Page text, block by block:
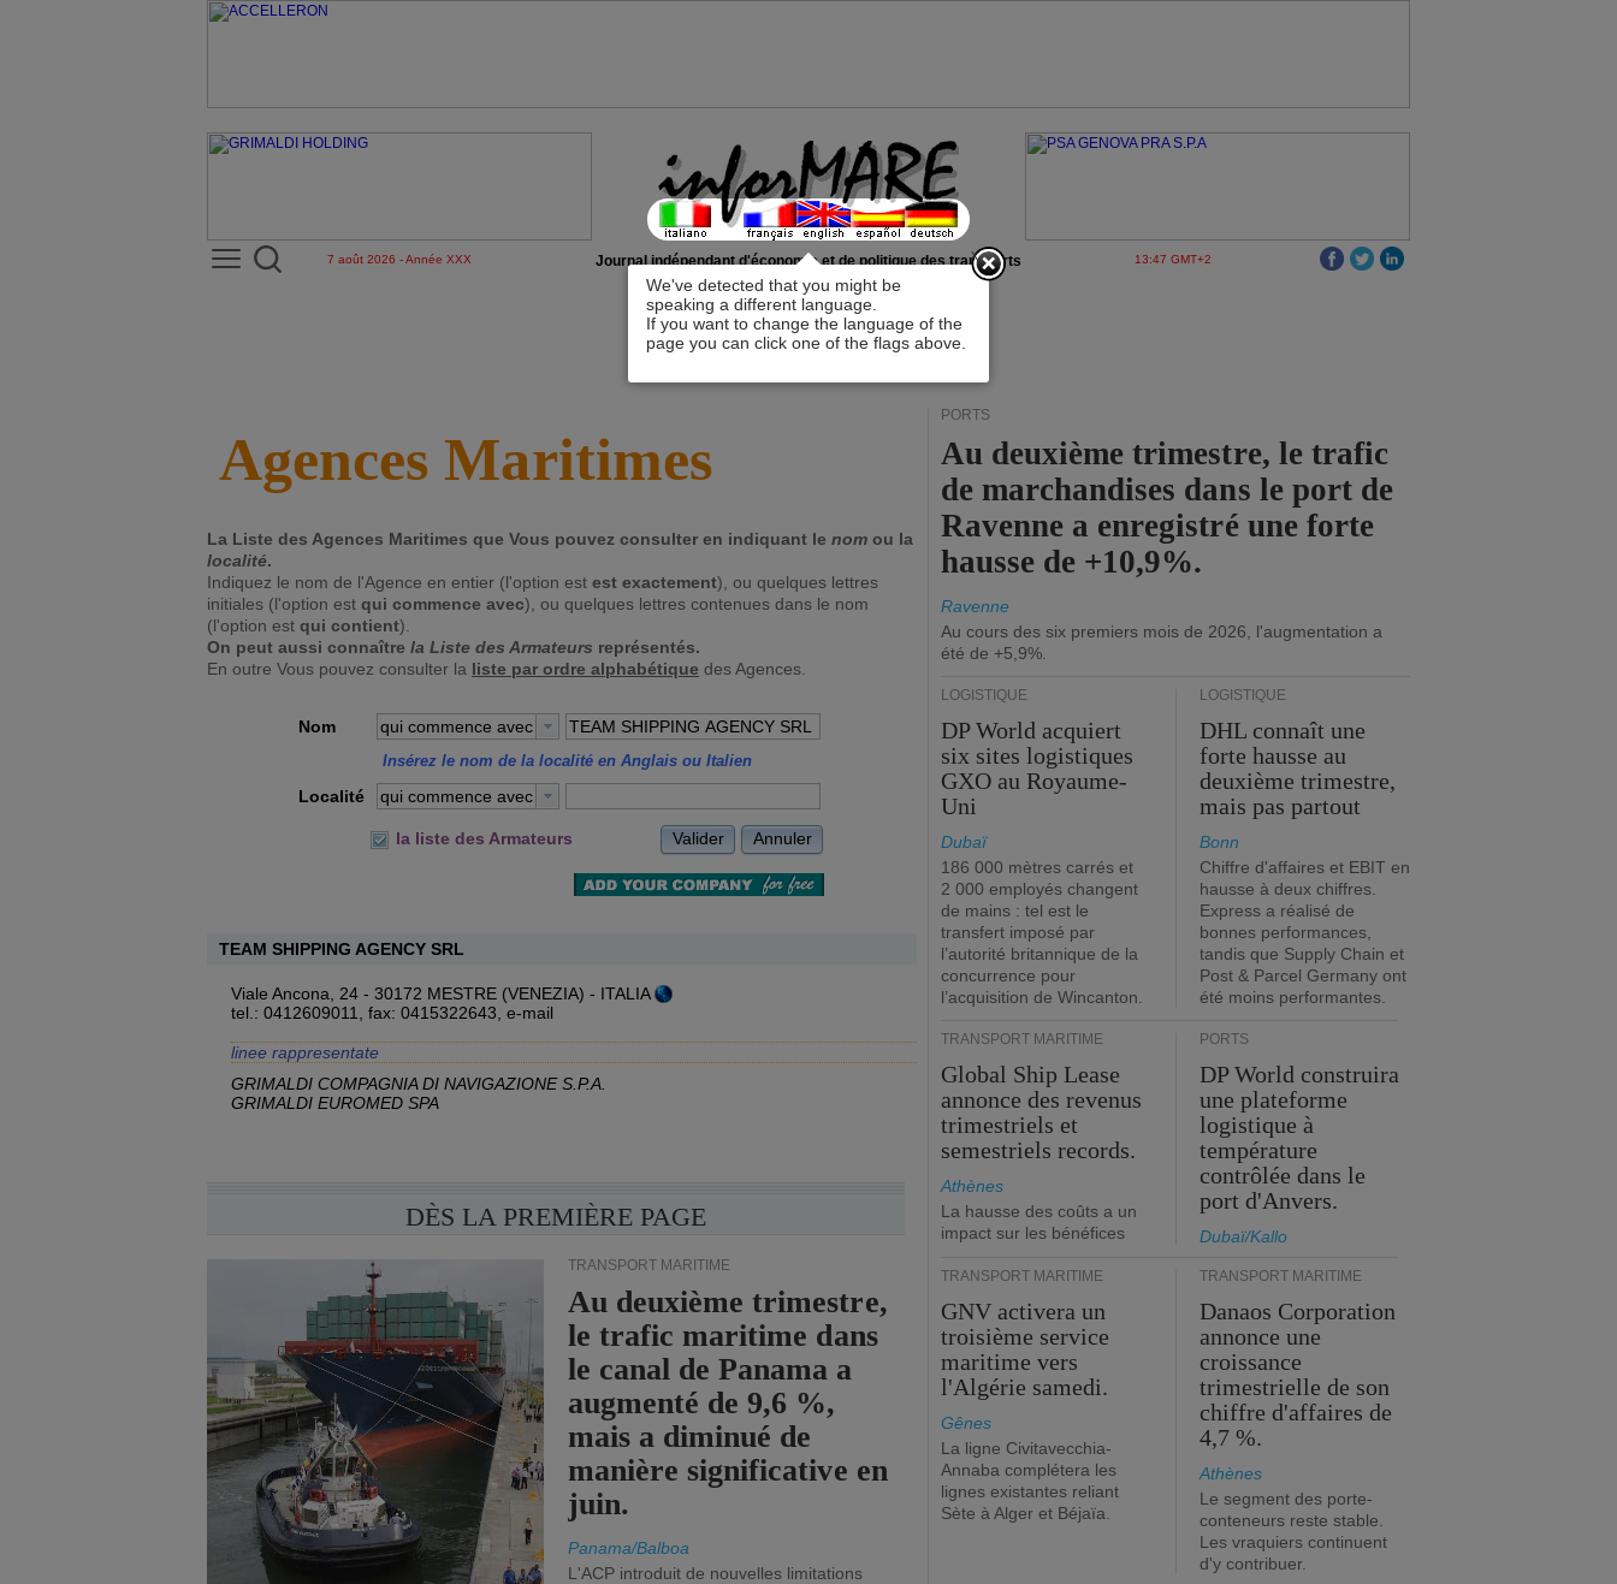
We've detected that you might be
speaking a different language.
If you want to change the language of the
page you can click one of the flags above.
x
7 août 2026 - Année XXX Journal indépendant d'économie et de politique des transports 13:47 GMT+2
Agences Maritimes
La Liste des Agences Maritimes que Vous pouvez consulter en indiquant le nom ou la
localité.
Indiquez le nom de l'Agence en entier (l'option est est exactement), ou quelques lettres
initiales (l'option est qui commence avec), ou quelques lettres contenues dans le nom
(l'option est qui contient).
On peut aussi connaître la Liste des Armateurs représentés.
En outre Vous pouvez consulter la liste par ordre alphabétique des Agences.
Nom qui commence avec
Insérez le nom de la localité en Anglais ou Italien
Localité qui commence avec
la liste des Armateurs Valider Annuler
TEAM SHIPPING AGENCY SRL
Viale Ancona, 24 - 30172 MESTRE (VENEZIA) - ITALIA
tel.: 0412609011, fax: 0415322643, e-mail
linee rappresentate
GRIMALDI COMPAGNIA DI NAVIGAZIONE S.P.A.
GRIMALDI EUROMED SPA
DÈS LA PREMIÈRE PAGE
TRANSPORT MARITIME
Au deuxième trimestre,
le trafic maritime dans
le canal de Panama a
augmenté de 9,6 %,
mais a diminué de
manière significative en
juin.
Panama/Balboa
L'ACP introduit de nouvelles limitations
PORTS
Au deuxième trimestre, le trafic
de marchandises dans le port de
Ravenne a enregistré une forte
hausse de +10,9%.
Ravenne
Au cours des six premiers mois de 2026, l'augmentation a
été de +5,9%.
LOGISTIQUE
DP World acquiert
six sites logistiques
GXO au Royaume-
Uni
Dubaï
186 000 mètres carrés et
2 000 employés changent
de mains : tel est le
transfert imposé par
l’autorité britannique de la
concurrence pour
l’acquisition de Wincanton.
LOGISTIQUE
DHL connaît une
forte hausse au
deuxième trimestre,
mais pas partout
Bonn
Chiffre d'affaires et EBIT en
hausse à deux chiffres.
Express a réalisé de
bonnes performances,
tandis que Supply Chain et
Post & Parcel Germany ont
été moins performantes.
TRANSPORT MARITIME
Global Ship Lease
annonce des revenus
trimestriels et
semestriels records.
Athènes
La hausse des coûts a un
impact sur les bénéfices
PORTS
DP World construira
une plateforme
logistique à
température
contrôlée dans le
port d'Anvers.
Dubaï/Kallo
TRANSPORT MARITIME
GNV activera un
troisième service
maritime vers
l'Algérie samedi.
Gênes
La ligne Civitavecchia-
Annaba complétera les
lignes existantes reliant
Sète à Alger et Béjaïa.
TRANSPORT MARITIME
Danaos Corporation
annonce une
croissance
trimestrielle de son
chiffre d'affaires de
4,7 %.
Athènes
Le segment des porte-
conteneurs reste stable.
Les vraquiers continuent
d'y contribuer.